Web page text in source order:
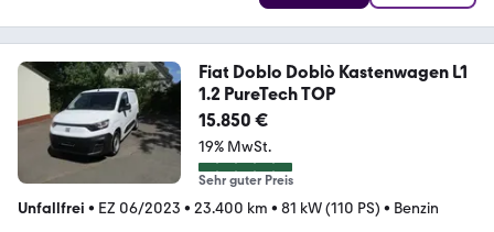
Fiat Doblo Doblò Kastenwagen L1
1.2 PureTech TOP
15.850 €
19% MwSt.
Sehr guter Preis
Unfallfrei • EZ 06/2023 • 23.400 km • 81 kW (110 PS) • Benzin